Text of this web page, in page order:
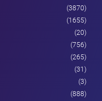
(3870)
(1655)
(20)
(756)
(265)
(31)
(3)
(888)